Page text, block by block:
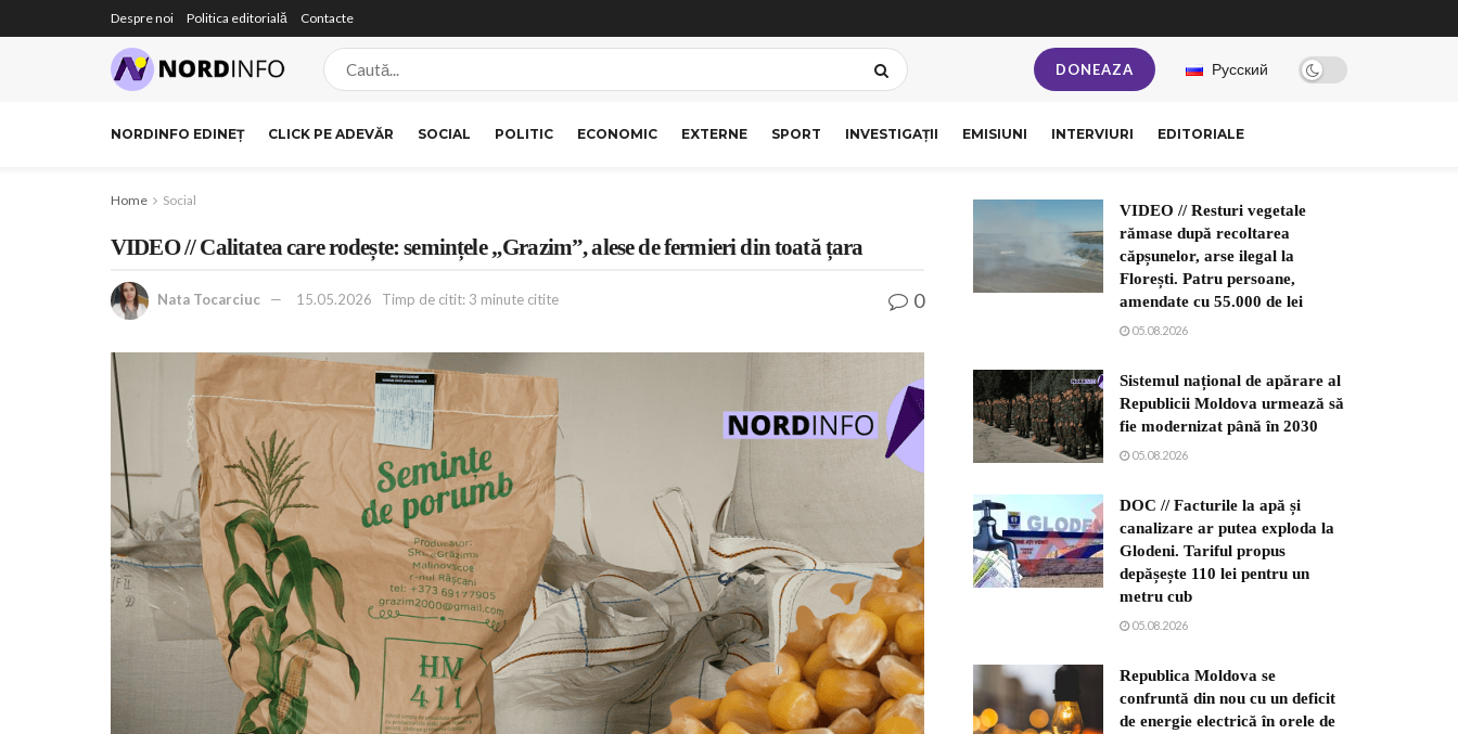
Despre noi Politica editorială Contacte
DONEAZA Русский
NORDINFO EDINEȚ CLICK PE ADEVĂR SOCIAL POLITIC ECONOMIC EXTERNE SPORT INVESTIGAȚII EMISIUNI INTERVIURI EDITORIALE
Home Social
VIDEO // Calitatea care rodește: semințele „Grazim”, alese de fermieri din toată țara
Nata Tocarciuc 15.05.2026 Timp de citit: 3 minute citite 0
VIDEO // Resturi vegetale
rămase după recoltarea
căpșunelor, arse ilegal la
Florești. Patru persoane,
amendate cu 55.000 de lei
05.08.2026
Sistemul național de apărare al
Republicii Moldova urmează să
fie modernizat până în 2030
05.08.2026
DOC // Facturile la apă și
canalizare ar putea exploda la
Glodeni. Tariful propus
depășește 110 lei pentru un
metru cub
05.08.2026
Republica Moldova se
confruntă din nou cu un deficit
de energie electrică în orele de